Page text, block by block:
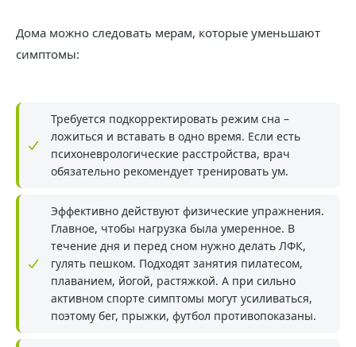
Дома можно следовать мерам, которые уменьшают
симптомы:
Требуется подкорректировать режим сна –
ложиться и вставать в одно время. Если есть
психоневрологические расстройства, врач
обязательно рекомендует тренировать ум.
Эффективно действуют физические упражнения.
Главное, чтобы нагрузка была умеренное. В
течение дня и перед сном нужно делать ЛФК,
гулять пешком. Подходят занятия пилатесом,
плаванием, йогой, растяжкой. А при сильно
активном спорте симптомы могут усиливаться,
поэтому бег, прыжки, футбол противопоказаны.